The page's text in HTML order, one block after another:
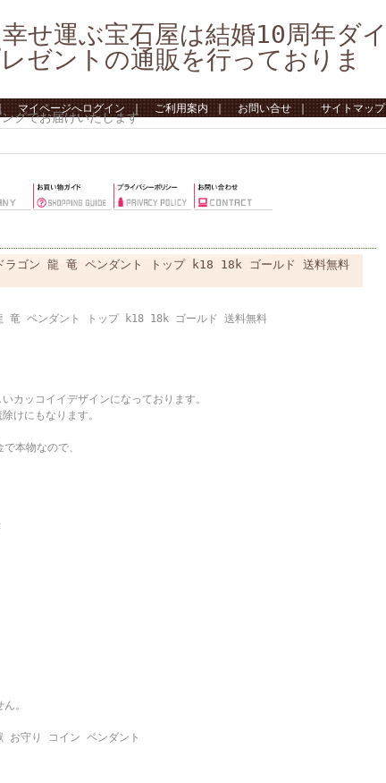
せ運ぶ宝石屋は結婚10周年ダイ
ゼントの通販を行っておりま
グでお届けいたします
マイページへログイン ｜ ご利用案内 ｜ お問い合せ｜ サイトマップ
ラゴン 龍 竜 ペンダント トップ k18 18k ゴールド 送料無料
竜 ペンダント トップ k18 18k ゴールド 送料無料
カッコイイデザインになっております。
けにもなります。
本物なので、
。
守り コイン ペンダント